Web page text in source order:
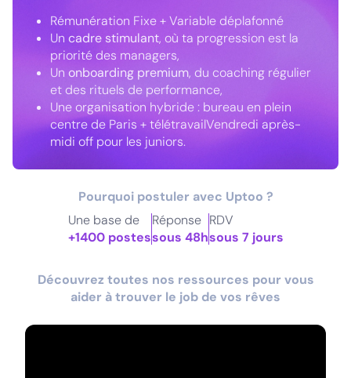
Rémunération Fixe + Variable déplafonné
Un cadre stimulant, où ta progression est la
priorité des managers,
Un onboarding premium, du coaching régulier
et des rituels de performance,
Une organisation hybride : bureau en plein
centre de Paris + télétravailVendredi après-
midi off pour les juniors.
Pourquoi postuler avec Uptoo ?
Une base de
+1400 postes
Réponse
sous 48h
RDV
sous 7 jours
Découvrez toutes nos ressources pour vous
aider à trouver le job de vos rêves